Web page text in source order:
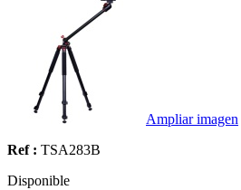
Ampliar imagen
Ref : TSA283B
Disponible